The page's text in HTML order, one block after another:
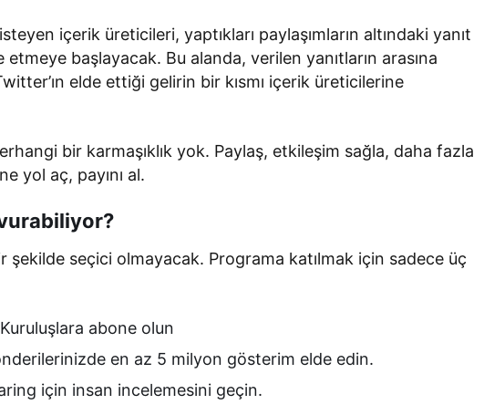
içerik üreticileri, yaptıkları paylaşımların altındaki yanıt
başlayacak. Bu alanda, verilen yanıtların arasına
elde ettiği gelirin bir kısmı içerik üreticilerine
bir karmaşıklık yok. Paylaş, etkileşim sağla, daha fazla
yol aç, payını al.
seçici olmayacak. Programa katılmak için sadece üç
abone olun
en az 5 milyon gösterim elde edin.
için insan incelemesini geçin.